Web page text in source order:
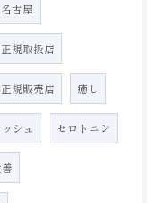
古屋
規取扱店
規販売店 癒し
シュ セロトニン